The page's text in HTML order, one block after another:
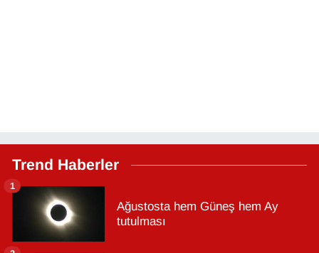
Trend Haberler
Ağustosta hem Güneş hem Ay
tutulması
1